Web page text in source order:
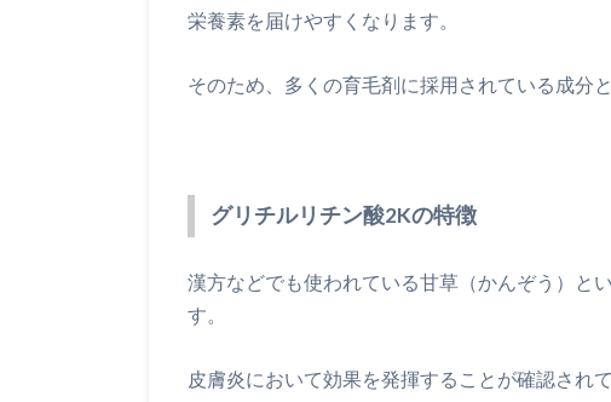
栄養素を届けやすくなります。
そのため、多くの育毛剤に採用されている成分
グリチルリチン酸2Kの特徴
漢方などでも使われている甘草（かんぞう）と
す。
皮膚炎において効果を発揮することが確認されて